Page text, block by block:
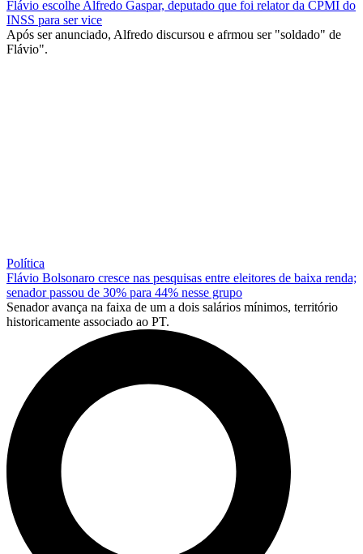
Flávio escolhe Alfredo Gaspar, deputado que foi relator da CPMI do
INSS para ser vice
Após ser anunciado, Alfredo discursou e afrmou ser "soldado" de
Flávio".
Política
Flávio Bolsonaro cresce nas pesquisas entre eleitores de baixa renda;
senador passou de 30% para 44% nesse grupo
Senador avança na faixa de um a dois salários mínimos, território
historicamente associado ao PT.